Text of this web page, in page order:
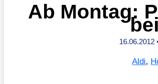
Ab Montag:
16.06.2012
Aldi,